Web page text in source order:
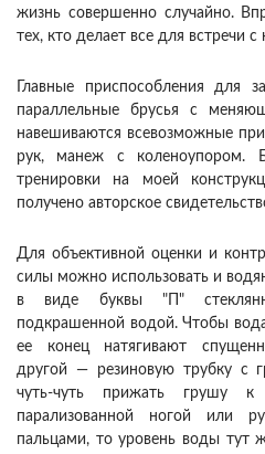
жизнь совершенно случайно.
тех, кто делает все для встречи с
Главные приспособления для
параллельные брусья с
навешиваются всевозможные
рук, манеж с коленоупором.
тренировки на моей
получено авторское
Для объективной оценки и
силы можно использовать и
в виде буквы "П"
подкрашенной водой. Чтобы
ее конец натягивают
другой — резиновую трубку с
чуть-чуть прижать грушу к
парализованной ногой или
пальцами, то уровень воды тут